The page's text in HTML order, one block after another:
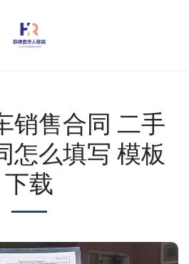
销售合同 二手
怎么填写 模板
下载